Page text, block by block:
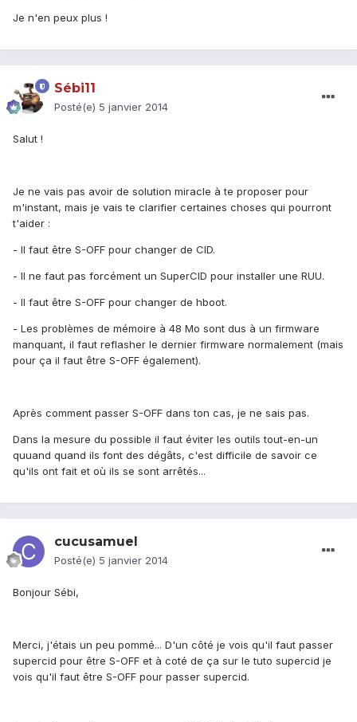
Je n'en peux plus !
Sébi11
Posté(e) 5 janvier 2014
Salut !
Je ne vais pas avoir de solution miracle à te proposer pour
m'instant, mais je vais te clarifier certaines choses qui pourront
t'aider :
- Il faut être S-OFF pour changer de CID.
- Il ne faut pas forcément un SuperCID pour installer une RUU.
- Il faut être S-OFF pour changer de hboot.
- Les problèmes de mémoire à 48 Mo sont dus à un firmware
manquant, il faut reflasher le dernier firmware normalement (mais
pour ça il faut être S-OFF également).
Après comment passer S-OFF dans ton cas, je ne sais pas.
Dans la mesure du possible il faut éviter les outils tout-en-un
quuand quand ils font des dégâts, c'est difficile de savoir ce
qu'ils ont fait et où ils se sont arrêtés...
cucusamuel
Posté(e) 5 janvier 2014
Bonjour Sébi,
Merci, j'étais un peu pommé... D'un côté je vois qu'il faut passer
supercid pour être S-OFF et à coté de ça sur le tuto supercid je
vois qu'il faut être S-OFF pour passer supercid.